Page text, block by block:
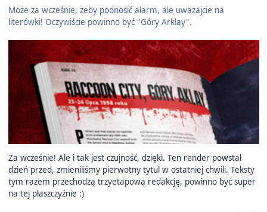
Może za wcześnie, żeby podnosić alarm, ale uważajcie na
literówki! Oczywiście powinno być "Góry Arklay".
Za wcześnie! Ale i tak jest czujność, dzięki. Ten render powstał
dzień przed, zmieniliśmy pierwotny tytul w ostatniej chwili. Teksty
tym razem przechodzą trzyetapową redakcję, powinno być super
na tej płaszczyźnie :)